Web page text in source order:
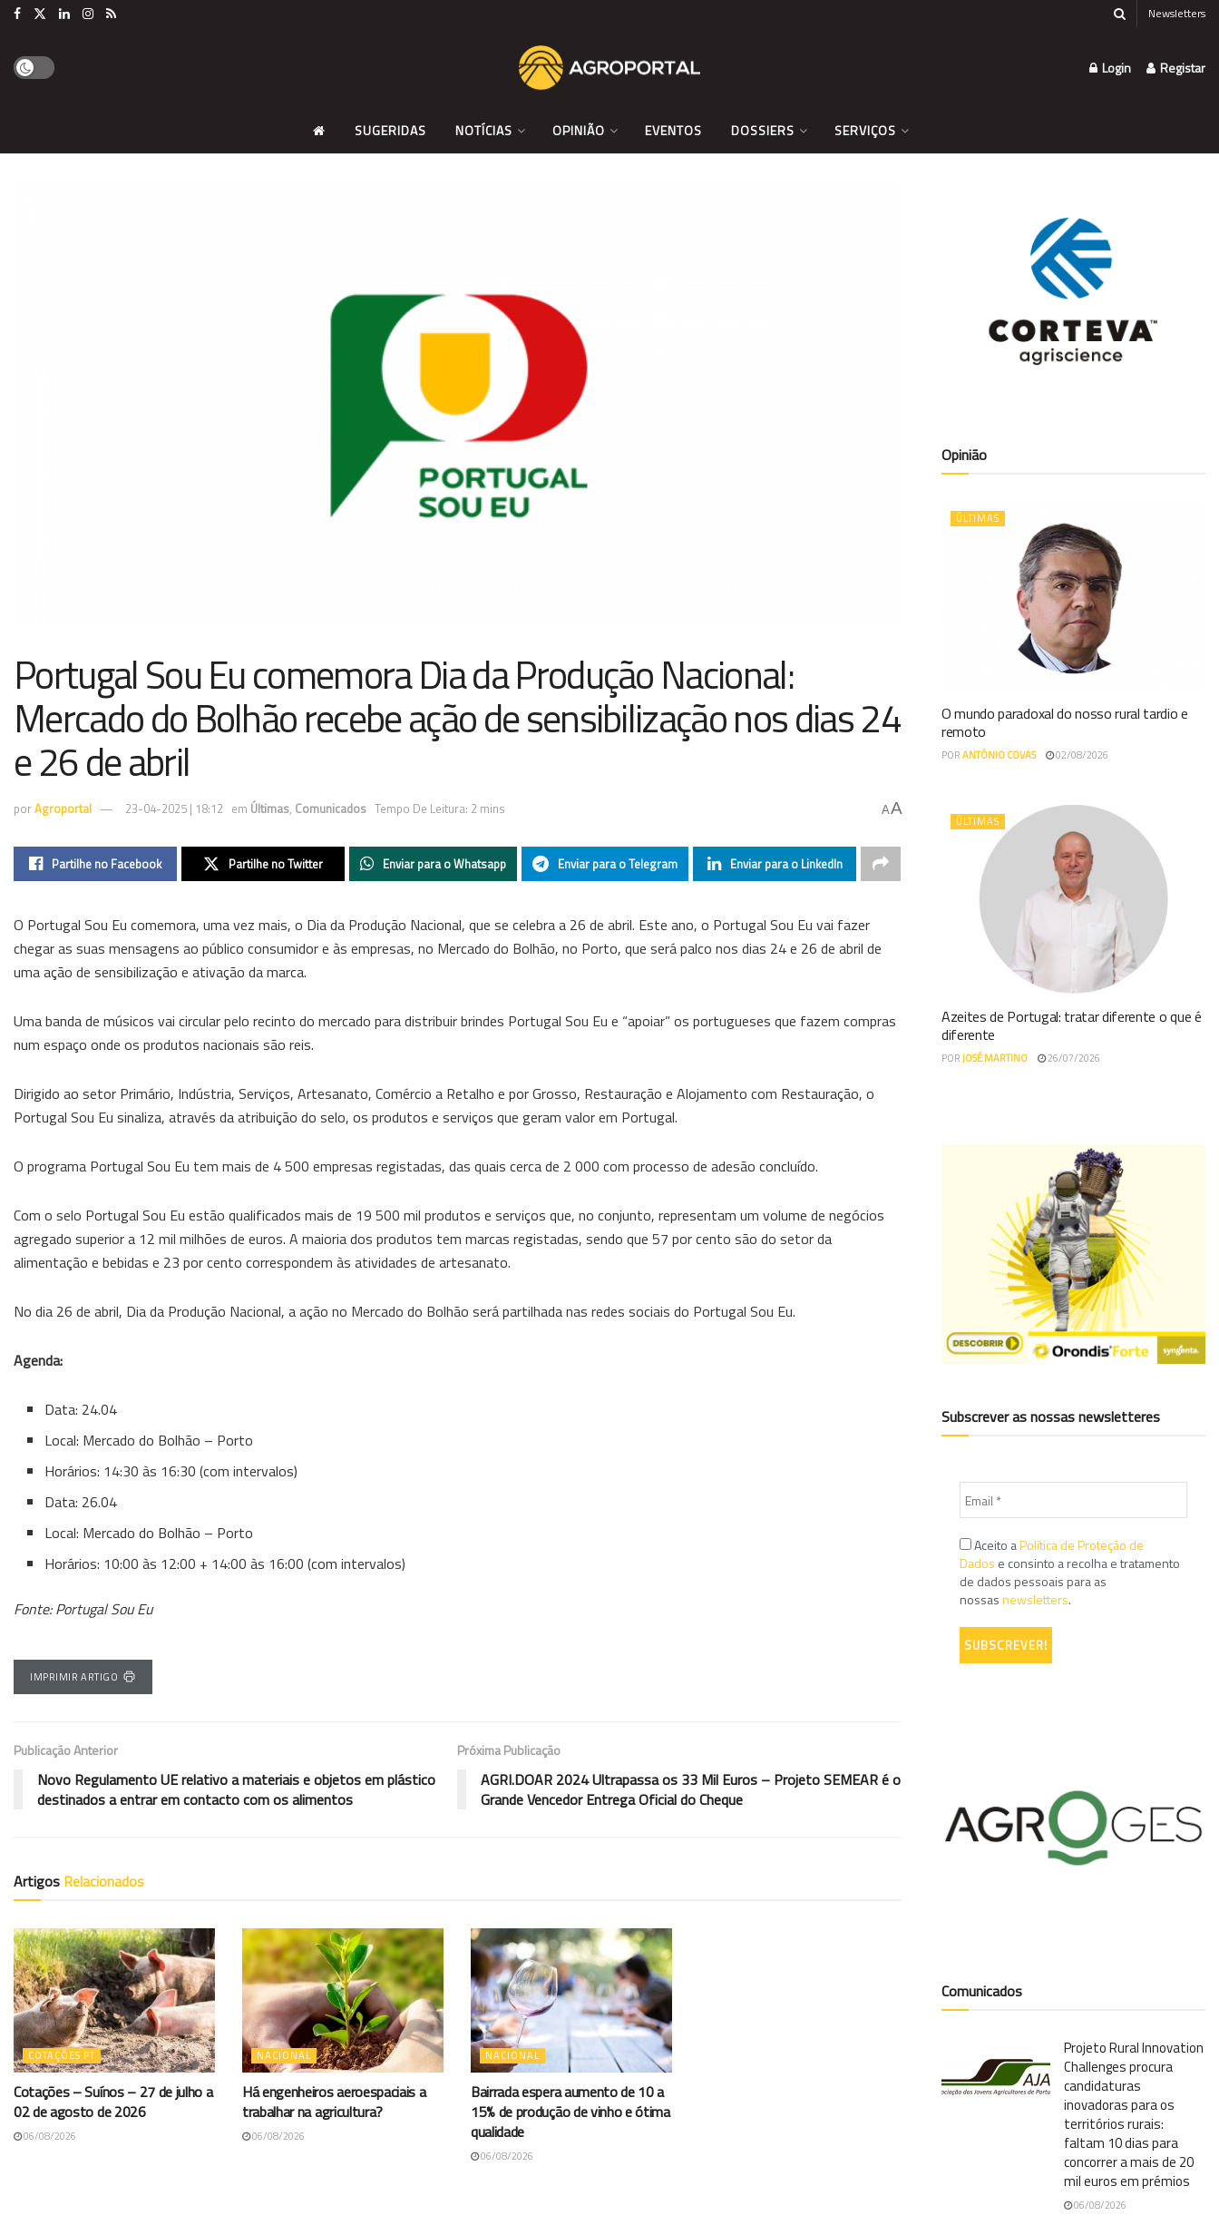
Newsletters
Login Registar
SUGERIDAS NOTÍCIAS OPINIÃO EVENTOS DOSSIERS SERVIÇOS
Portugal Sou Eu comemora Dia da Produção Nacional:
Mercado do Bolhão recebe ação de sensibilização nos dias 24
e 26 de abril
porAgroportal 23-04-2025 | 18:12 em Últimas, Comunicados Tempo De Leitura: 2 mins AA
Partilhe no Facebook Partilhe no Twitter Enviar para o Whatsapp Enviar para o Telegram Enviar para o LinkedIn
O Portugal Sou Eu comemora, uma vez mais, o Dia da Produção Nacional, que se celebra a 26 de abril. Este ano, o Portugal Sou Eu vai fazer
chegar as suas mensagens ao público consumidor e às empresas, no Mercado do Bolhão, no Porto, que será palco nos dias 24 e 26 de abril de
uma ação de sensibilização e ativação da marca.
Uma banda de músicos vai circular pelo recinto do mercado para distribuir brindes Portugal Sou Eu e “apoiar” os portugueses que fazem compras
num espaço onde os produtos nacionais são reis.
Dirigido ao setor Primário, Indústria, Serviços, Artesanato, Comércio a Retalho e por Grosso, Restauração e Alojamento com Restauração, o
Portugal Sou Eu sinaliza, através da atribuição do selo, os produtos e serviços que geram valor em Portugal.
O programa Portugal Sou Eu tem mais de 4 500 empresas registadas, das quais cerca de 2 000 com processo de adesão concluído.
Com o selo Portugal Sou Eu estão qualificados mais de 19 500 mil produtos e serviços que, no conjunto, representam um volume de negócios
agregado superior a 12 mil milhões de euros. A maioria dos produtos tem marcas registadas, sendo que 57 por cento são do setor da
alimentação e bebidas e 23 por cento correspondem às atividades de artesanato.
No dia 26 de abril, Dia da Produção Nacional, a ação no Mercado do Bolhão será partilhada nas redes sociais do Portugal Sou Eu.
Agenda:
Data: 24.04
Local: Mercado do Bolhão – Porto
Horários: 14:30 às 16:30 (com intervalos)
Data: 26.04
Local: Mercado do Bolhão – Porto
Horários: 10:00 às 12:00 + 14:00 às 16:00 (com intervalos)
Fonte: Portugal Sou Eu
IMPRIMIR ARTIGO
Publicação Anterior
Novo Regulamento UE relativo a materiais e objetos em plástico
destinados a entrar em contacto com os alimentos
Próxima Publicação
AGRI.DOAR 2024 Ultrapassa os 33 Mil Euros – Projeto SEMEAR é o
Grande Vencedor Entrega Oficial do Cheque
Artigos Relacionados
COTAÇÕES PT
Cotações – Suínos – 27 de julho a
02 de agosto de 2026
06/08/2026
NACIONAL
Há engenheiros aeroespaciais a
trabalhar na agricultura?
06/08/2026
NACIONAL
Bairrada espera aumento de 10 a
15% de produção de vinho e ótima
qualidade
06/08/2026
Opinião
ÚLTIMAS
O mundo paradoxal do nosso rural tardio e
remoto
PORANTÓNIO COVAS 02/08/2026
ÚLTIMAS
Azeites de Portugal: tratar diferente o que é
diferente
PORJOSÉ MARTINO 26/07/2026
Subscrever as nossas newsletteres
Aceito aPolítica de Proteção de
Dados e consinto a recolha e tratamento
de dados pessoais para as
nossasnewsletters.
Comunicados
Projeto Rural Innovation
Challenges procura
candidaturas
inovadoras para os
territórios rurais:
faltam 10 dias para
concorrer a mais de 20
mil euros em prémios
06/08/2026